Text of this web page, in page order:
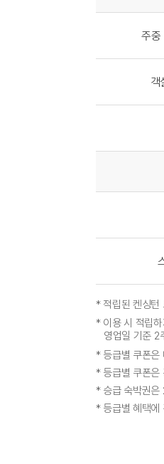
주
객
* 적립된 켄싱턴
* 이용 시 적립
영업일 기준 2
* 등급별 쿠폰은
* 등급별 쿠폰은
* 승급 숙박권은
* 등급별 혜택에